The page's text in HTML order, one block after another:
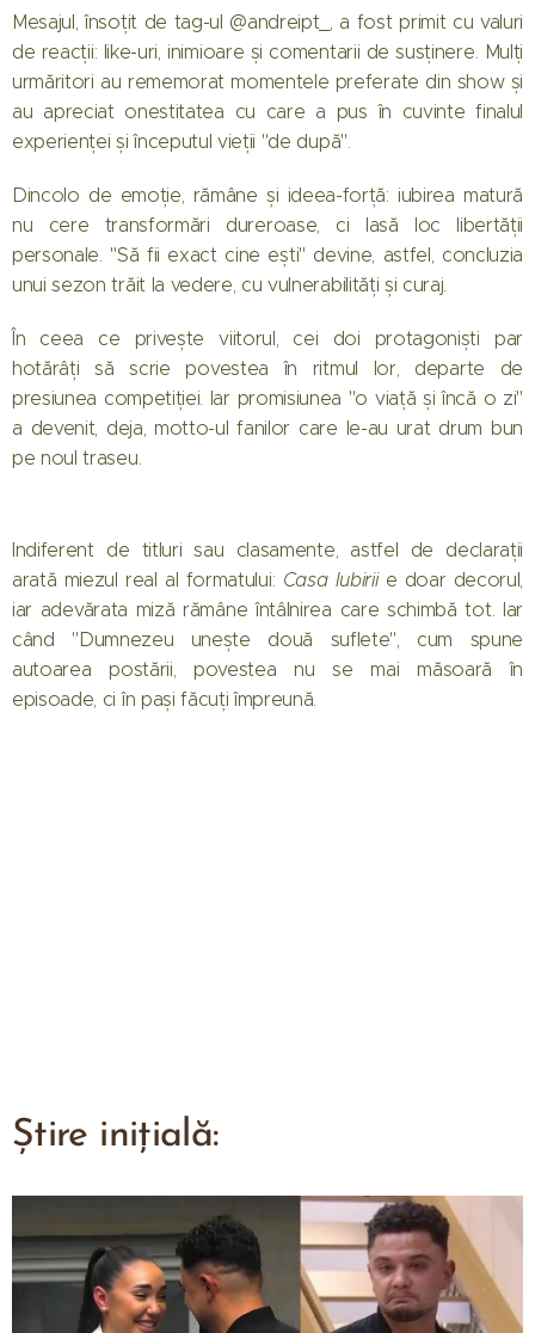
Mesajul, însoțit de tag-ul @andreipt_, a fost primit cu valuri
de reacții: like-uri, inimioare și comentarii de susținere. Mulți
urmăritori au rememorat momentele preferate din show și
au apreciat onestitatea cu care a pus în cuvinte finalul
experienței și începutul vieții "de după".
Dincolo de emoție, rămâne și ideea-forță: iubirea matură
nu cere transformări dureroase, ci lasă loc libertății
personale. "Să fii exact cine ești" devine, astfel, concluzia
unui sezon trăit la vedere, cu vulnerabilități și curaj.
În ceea ce privește viitorul, cei doi protagoniști par
hotărâți să scrie povestea în ritmul lor, departe de
presiunea competiției. Iar promisiunea "o viață și încă o zi"
a devenit, deja, motto-ul fanilor care le-au urat drum bun
pe noul traseu.
Indiferent de titluri sau clasamente, astfel de declarații
arată miezul real al formatului: Casa Iubiriie doar decorul,
iar adevărata miză rămâne întâlnirea care schimbă tot. Iar
când "Dumnezeu unește două suflete", cum spune
autoarea postării, povestea nu se mai măsoară în
episoade, ci în pași făcuți împreună.
Știre inițială: